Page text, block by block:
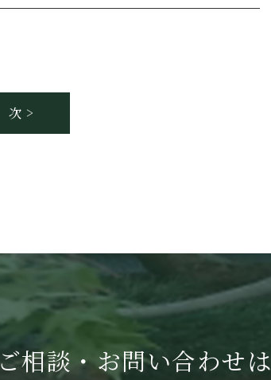
次 >
ご相談・お問い合わせは